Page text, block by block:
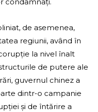
condamnați.
de asemenea,
regiunii, având în
la nivel înalt
de putere ale
guvernul chinez a
dintr-o campanie
și de întărire a